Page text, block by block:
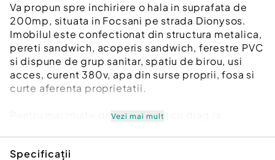
Va propun spre inchiriere o hala in suprafata de
200mp, situata in Focsani pe strada Dionysos.
Imobilul este confectionat din structura metalica,
pereti sandwich, acoperis sandwich, ferestre PVC
si dispune de grup sanitar, spatiu de birou, usi
acces, curent 380v, apa din surse proprii, fosa si
curte aferenta proprietatii.
Pentru mai multe detalii va stau cu drag la
Suprafaţă totală: 250 m²
Vezi mai mult
Specificații